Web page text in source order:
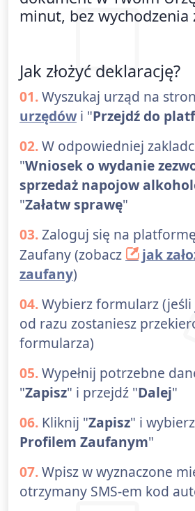
minut, bez wychodzenia
Jak złożyć deklarację?
01.Wyszukaj urząd na
urzędów i "Przejdź do
02.W odpowiedniej
"Wniosek o wydanie
sprzedaż napojow
"Załatw sprawę"
03.Zaloguj się na
Zaufany (zobacz
jak
zaufany)
04.Wybierz formularz
od razu zostaniesz
formularza)
05.Wypełnij potrzebne
"Zapisz" i przejdź "Dalej"
06. Kliknij "Zapisz" i
Profilem Zaufanym"
07.Wpisz w wyznaczone
otrzymany SMS-em kod